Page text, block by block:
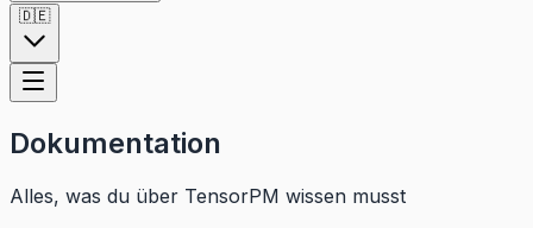
🇩🇪
Dokumentation
Alles, was du über TensorPM wissen musst